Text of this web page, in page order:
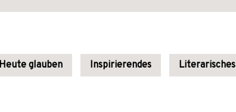
Heute glauben Inspirierendes Literarisches